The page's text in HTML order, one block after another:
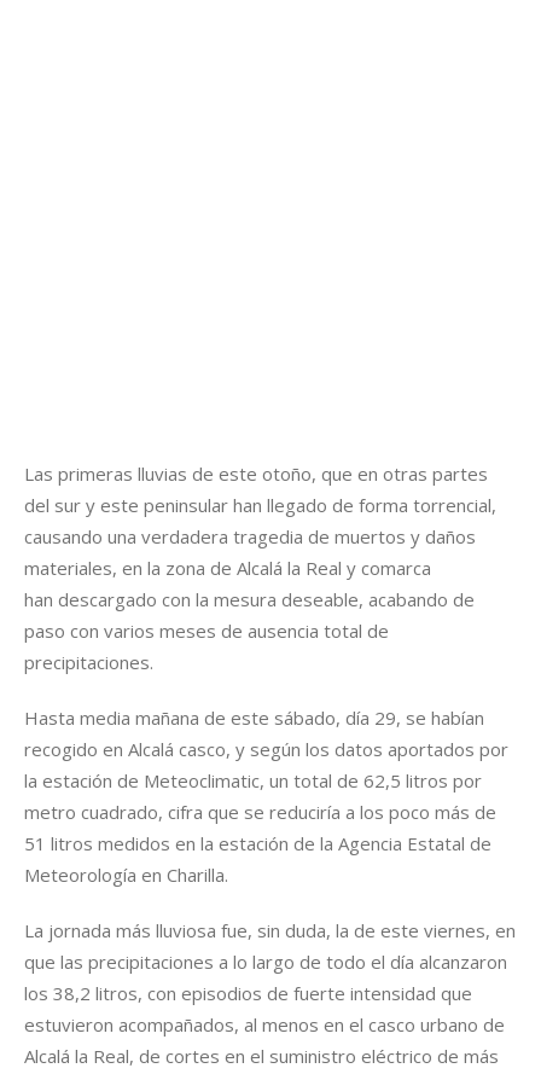
Las primeras lluvias de este otoño, que en otras partes
del sur y este peninsular han llegado de forma torrencial,
causando una verdadera tragedia de muertos y daños
materiales, en la zona de Alcalá la Real y comarca
han descargado con la mesura deseable, acabando de
paso con varios meses de ausencia total de
precipitaciones.
Hasta media mañana de este sábado, día 29, se habían
recogido en Alcalá casco, y según los datos aportados por
la estación de Meteoclimatic, un total de 62,5 litros por
metro cuadrado, cifra que se reduciría a los poco más de
51 litros medidos en la estación de la Agencia Estatal de
Meteorología en Charilla.
La jornada más lluviosa fue, sin duda, la de este viernes, en
que las precipitaciones a lo largo de todo el día alcanzaron
los 38,2 litros, con episodios de fuerte intensidad que
estuvieron acompañados, al menos en el casco urbano de
Alcalá la Real, de cortes en el suministro eléctrico de más